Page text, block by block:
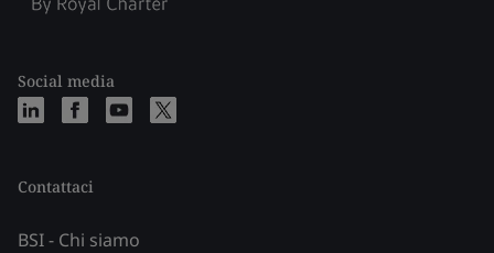
Social media
Contattaci
BSI - Chi siamo